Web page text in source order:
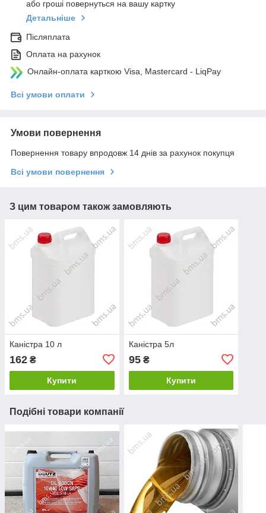
або гроші повернуться на вашу картку
Детальніше
Післяплата
Оплата на рахунок
Онлайн-оплата карткою Visa, Mastercard - LiqPay
Всі умови оплати
Умови повернення
Повернення товару впродовж 14 днів за рахунок покупця
Всі умови повернення
З цим товаром також замовляють
Каністра 10 л
162 ₴
Купити
Каністра 5л
95₴
Купити
Подібні товари компанії